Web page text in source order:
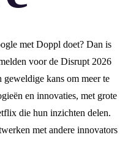
met Doppl doet? Dan is
voor de Disrupt 2026
kans om meer te
en innovaties, met grote
die hun inzichten delen.
met andere innovators